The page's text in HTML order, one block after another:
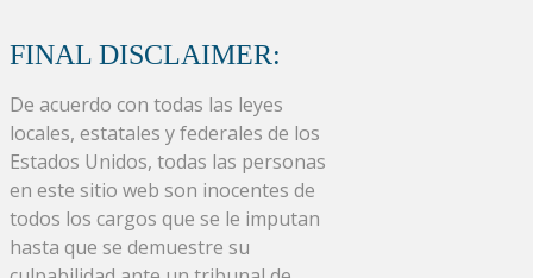
FINAL DISCLAIMER:
De acuerdo con todas las leyes
locales, estatales y federales de los
Estados Unidos, todas las personas
en este sitio web son inocentes de
todos los cargos que se le imputan
hasta que se demuestre su